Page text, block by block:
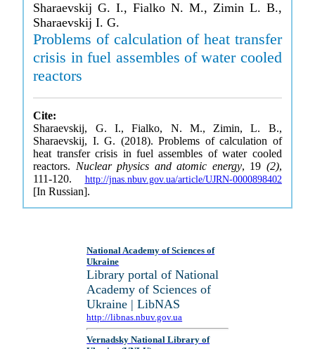
Sharaevskij G. I., Fialko N. M., Zimin L. B.,
Sharaevskij I. G.
Problems of calculation of heat transfer
crisis in fuel assembles of water cooled
reactors
Cite:
Sharaevskij, G. I., Fialko, N. M., Zimin, L. B.,
Sharaevskij, I. G. (2018). Problems of calculation of
heat transfer crisis in fuel assembles of water cooled
reactors. Nuclear physics and atomic energy, 19 (2),
111-120. http://jnas.nbuv.gov.ua/article/UJRN-0000898402
[In Russian].
National Academy of Sciences of
Ukraine
Library portal of National
Academy of Sciences of
Ukraine | LibNAS
http://libnas.nbuv.gov.ua
Vernadsky National Library of